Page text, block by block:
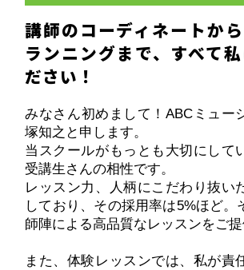
講師のコーディネートか
ランニングまで、すべて
ださい！
みなさん初めまして！ABCミュー
塚知之と申します。
当スクールがもっとも大切にして
受講生さんの相性です。
レッスン力、人柄にこだわり抜い
しており、その採用率は5%ほど。
師陣による高品質なレッスンをご提
また、体験レッスンでは、私が責